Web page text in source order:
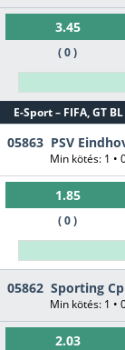
3.45
( 0 )
E-Sport – FIFA, GT
05863 PSV
Min kötés: 1 •
1.85
( 0 )
05862 Sporting
Min kötés: 1 •
2.03